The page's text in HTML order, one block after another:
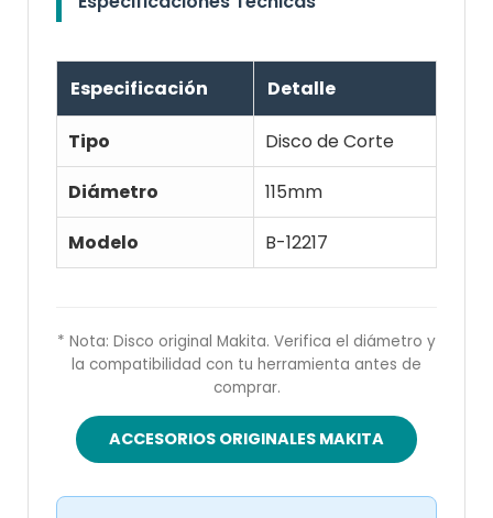
Especificación Detalle
Tipo
Disco de Corte
Diámetro
115mm
Modelo
B-12217
* Nota: Disco original Makita. Verifica el diámetro y
la compatibilidad con tu herramienta antes de
comprar.
ACCESORIOS ORIGINALES MAKITA